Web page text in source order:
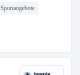
Sportangebote